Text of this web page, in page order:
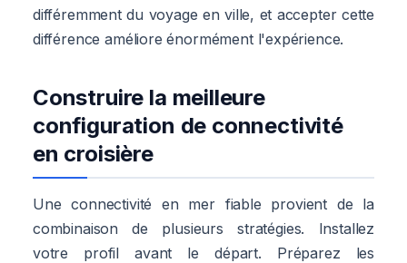
différemment du voyage en ville, et accepter cette
différence améliore énormément l'expérience.
Construire la meilleure
configuration de connectivité
en croisière
Une connectivité en mer fiable provient de la
combinaison de plusieurs stratégies. Installez
votre profil avant le départ. Préparez les